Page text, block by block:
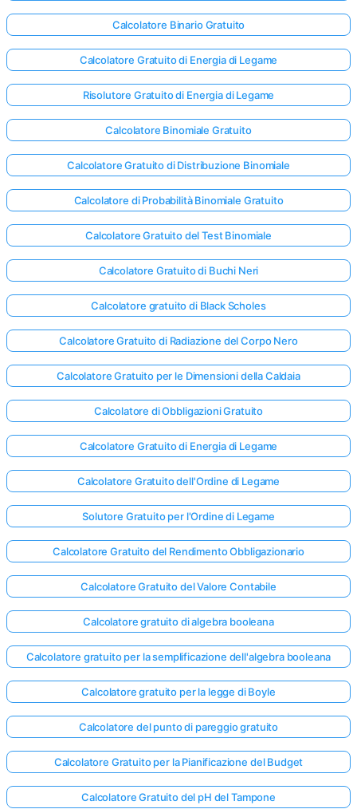
Calcolatore Binario Gratuito
Calcolatore Gratuito di Energia di Legame
Risolutore Gratuito di Energia di Legame
Calcolatore Binomiale Gratuito
Calcolatore Gratuito di Distribuzione Binomiale
Calcolatore di Probabilità Binomiale Gratuito
Calcolatore Gratuito del Test Binomiale
Calcolatore Gratuito di Buchi Neri
Calcolatore gratuito di Black Scholes
Calcolatore Gratuito di Radiazione del Corpo Nero
Calcolatore Gratuito per le Dimensioni della Caldaia
Calcolatore di Obbligazioni Gratuito
Calcolatore Gratuito di Energia di Legame
Calcolatore Gratuito dell'Ordine di Legame
Solutore Gratuito per l'Ordine di Legame
Calcolatore Gratuito del Rendimento Obbligazionario
Calcolatore Gratuito del Valore Contabile
Calcolatore gratuito di algebra booleana
Calcolatore gratuito per la semplificazione dell'algebra booleana
Calcolatore gratuito per la legge di Boyle
Calcolatore del punto di pareggio gratuito
Calcolatore Gratuito per la Pianificazione del Budget
Calcolatore Gratuito del pH del Tampone